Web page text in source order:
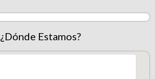
¿Dónde Estamos?